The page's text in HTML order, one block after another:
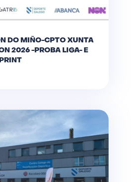
DO MIÑO-CPTO XUNTA
2026 -PROBA LIGA- E